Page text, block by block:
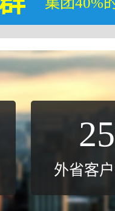
25
外省客